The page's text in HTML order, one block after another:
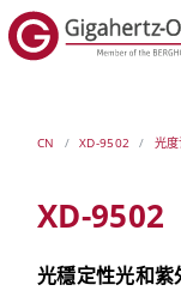
CN XD-9502 光
XD-9502
光穩定性光和紫